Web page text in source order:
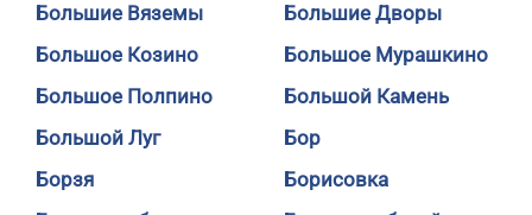
Большие Вяземы
Большие Дворы
Большое Козино
Большое Мурашкино
Большое Полпино
Большой Камень
Большой Луг
Бор
Борзя
Борисовка